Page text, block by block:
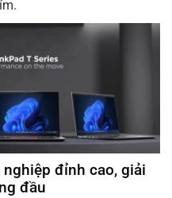
đỉnh cao, giải
đầu